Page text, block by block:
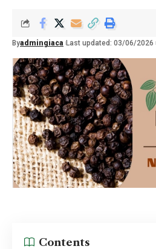
Byadmingiaca Last updated: 03/06/2026
Contents